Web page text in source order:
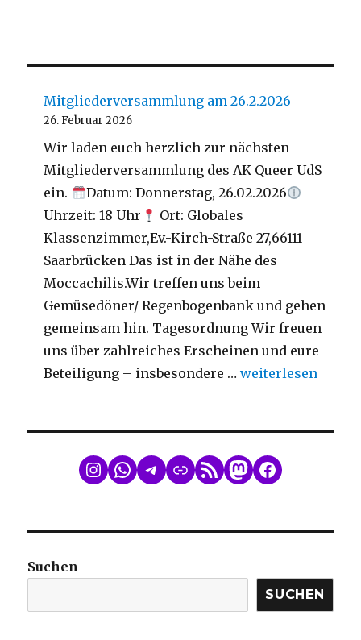
Mitgliederversammlung am 26.2.2026
26. Februar 2026
Wir laden euch herzlich zur nächsten
Mitgliederversammlung des AK Queer UdS
ein.
Datum: Donnerstag, 26.02.2026
Uhrzeit: 18 Uhr
Ort: Globales
Klassenzimmer,Ev.-Kirch-Straße 27,66111
Saarbrücken Das ist in der Nähe des
Moccachilis.Wir treffen uns beim
Gemüsedöner/ Regenbogenbank und gehen
gemeinsam hin. Tagesordnung Wir freuen
uns über zahlreiches Erscheinen und eure
Beteiligung – insbesondere …weiterlesen
WhatsApp
Telegram
LinkRSS FeedMastodon
Facebook
Suchen
SUCHEN